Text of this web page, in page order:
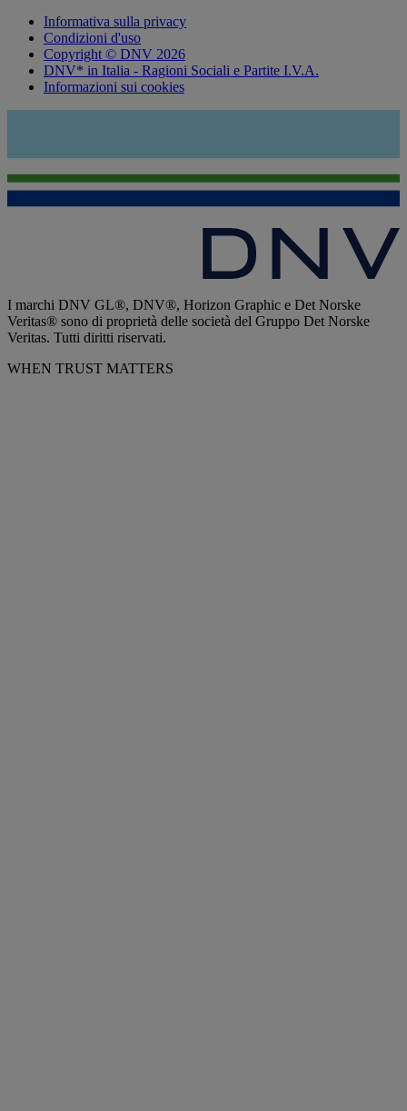
Informativa sulla privacy
Condizioni d'uso
Copyright © DNV 2026
DNV* in Italia - Ragioni Sociali e Partite I.V.A.
Informazioni sui cookies
I marchi DNV GL®, DNV®, Horizon Graphic e Det Norske
Veritas® sono di proprietà delle società del Gruppo Det Norske
Veritas. Tutti diritti riservati.
WHEN TRUST MATTERS